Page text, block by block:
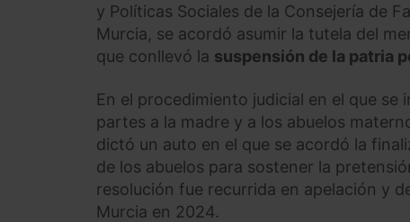
y Políticas Sociales de la Consejería de
Murcia, se acordó asumir la tutela del
que conllevó la suspensión de la patria
En el procedimiento judicial en el que
partes a la madre y a los abuelos
dictó un auto en el que se acordó la
de los abuelos para sostener la
resolución fue recurrida en apelación y
Murcia en 2024.